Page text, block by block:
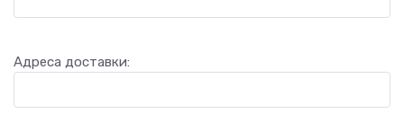
Адреса доставки: